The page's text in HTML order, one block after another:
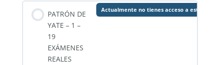
PATRÓN DE
YATE – 1 –
19
EXÁMENES
REALES
Actualmente no tienes acceso a este